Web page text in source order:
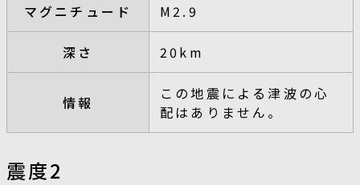
マグニチュード M2.9
深さ 20km
情報
この地震による津波の心
配はありません。
震度2